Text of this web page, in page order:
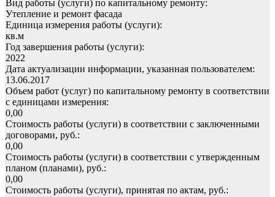
Вид работы (услуги) по капитальному ремонту:
Утепление и ремонт фасада
Единица измерения работы (услуги):
кв.м
Год завершения работы (услуги):
2022
Дата актуализации информации, указанная пользователем:
13.06.2017
Объем работ (услуг) по капитальному ремонту в соответствии
с единицами измерения:
0,00
Стоимость работы (услуги) в соответствии с заключенными
договорами, руб.:
0,00
Стоимость работы (услуги) в соответствии с утвержденным
планом (планами), руб.:
0,00
Стоимость работы (услуги), принятая по актам, руб.: